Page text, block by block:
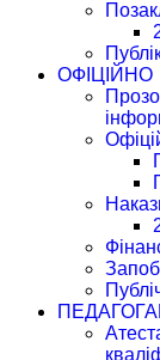
ОФІЦІЙНО